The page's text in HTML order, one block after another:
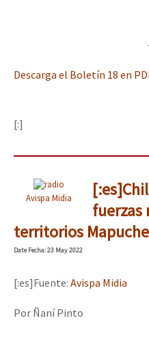
Descarga el Boletín 18 en
[:]
Avispa Midia
fuerzas
territorios
DateFecha: 23 May 2022
[:es]Fuente: Avispa Midia
Por Ñaní Pinto